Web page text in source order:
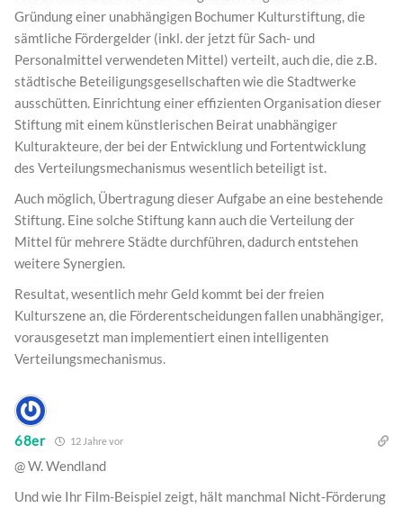
Gründung einer unabhängigen Bochumer Kulturstiftung, die
sämtliche Fördergelder (inkl. der jetzt für Sach- und
Personalmittel verwendeten Mittel) verteilt, auch die, die z.B.
städtische Beteiligungsgesellschaften wie die Stadtwerke
ausschütten. Einrichtung einer effizienten Organisation dieser
Stiftung mit einem künstlerischen Beirat unabhängiger
Kulturakteure, der bei der Entwicklung und Fortentwicklung
des Verteilungsmechanismus wesentlich beteiligt ist.
Auch möglich, Übertragung dieser Aufgabe an eine bestehende
Stiftung. Eine solche Stiftung kann auch die Verteilung der
Mittel für mehrere Städte durchführen, dadurch entstehen
weitere Synergien.
Resultat, wesentlich mehr Geld kommt bei der freien
Kulturszene an, die Förderentscheidungen fallen unabhängiger,
vorausgesetzt man implementiert einen intelligenten
Verteilungsmechanismus.
68er 12 Jahre vor
@ W. Wendland
Und wie Ihr Film-Beispiel zeigt, hält manchmal Nicht-Förderung